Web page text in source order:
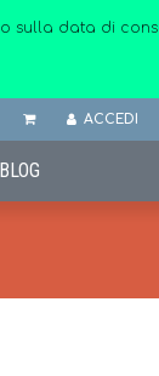
sulla data di
ACCEDI
BLOG